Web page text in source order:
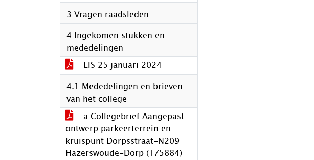
3 Vragen raadsleden
4 Ingekomen stukken en
mededelingen
LIS 25 januari 2024
4.1 Mededelingen en brieven
van het college
a Collegebrief Aangepast
ontwerp parkeerterrein en
kruispunt Dorpsstraat-N209
Hazerswoude-Dorp (175884)